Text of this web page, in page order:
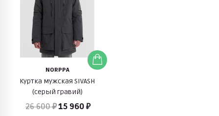
NORPPA
Куртка мужская SIVASH
(серый гравий)
26 600 ₽15 960 ₽